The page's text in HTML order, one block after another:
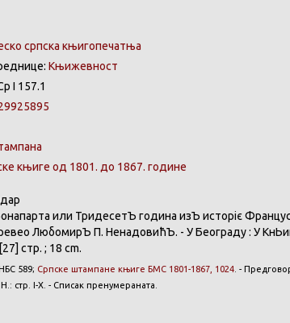
српска књигопечатња
Књижевност
I 157.1
књиге од 1801. до 1867. године
или ТридесетЪ година изЪ исторіє
ЛюбомирЪ П. НенадовићЪ. - УБеограду: У
стр. ; 18 cm.
589; Српске штампане књиге БМС 1801-1867, 1024 . -
стр. I-X. - Списак пренумераната